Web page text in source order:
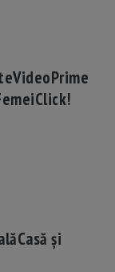
VideoPrime
Click!
Casă și